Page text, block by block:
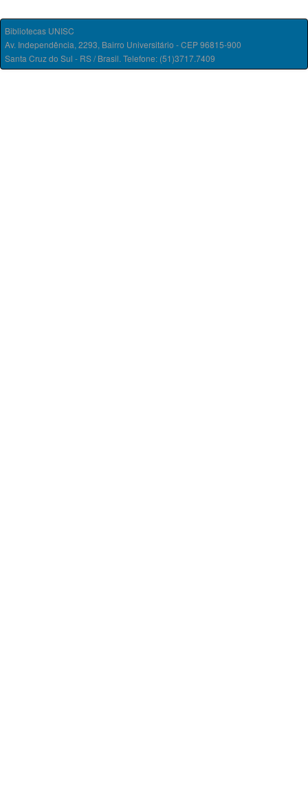
Bibliotecas UNISC
Av. Independência, 2293, Bairro Universitário - CEP 96815-900
Santa Cruz do Sul - RS / Brasil. Telefone: (51)3717.7409